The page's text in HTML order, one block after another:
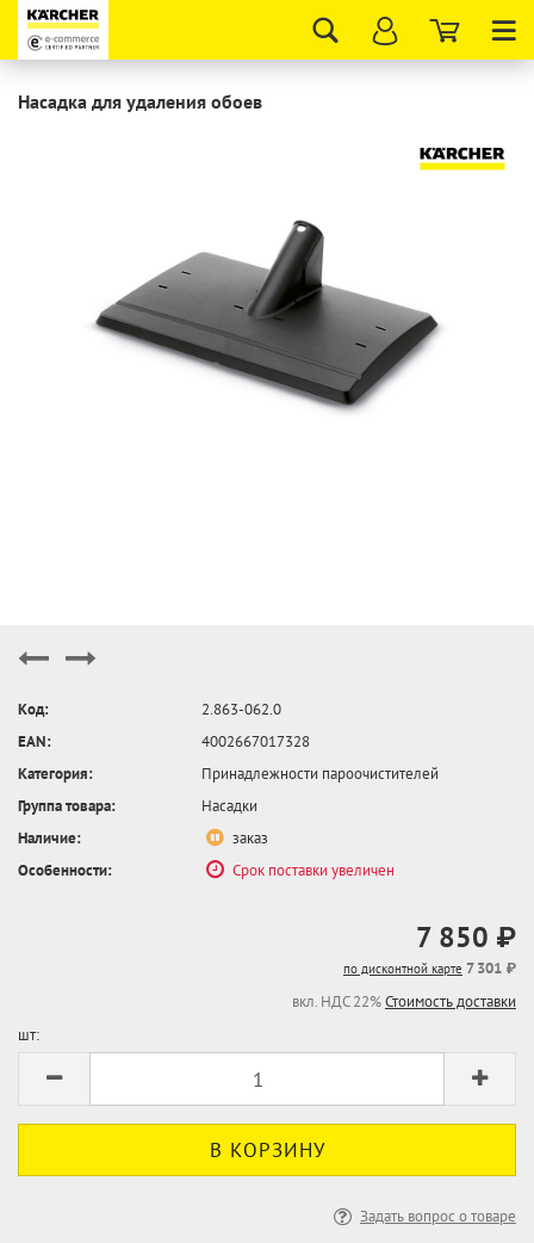
Насадка для удаления обоев
Код:
2.863-062.0
EAN:
4002667017328
Категория:
Принадлежности пароочистителей
Группа товара:
Насадки
Наличие:
заказ
Особенности:
Срок поставки увеличен
7 850 ₽
по дисконтной карте 7 301 ₽
вкл. НДС 22%Стоимость доставки
шт:
Задать вопрос о товаре